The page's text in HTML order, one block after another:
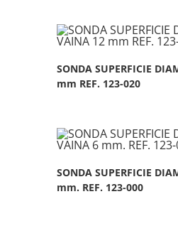
SONDA SUPERFICIE
mm REF. 123-020
SONDA SUPERFICIE
mm. REF. 123-000